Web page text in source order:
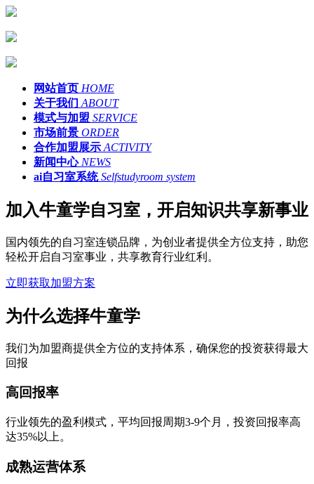
网站首页 HOME
关于我们 ABOUT
模式与加盟 SERVICE
市场前景 ORDER
合作加盟展示 ACTIVITY
新闻中心 NEWS
ai自习室系统 Selfstudyroom system
加入牛童学自习室，开启知识共享新事业
国内领先的自习室连锁品牌，为创业者提供全方位支持，助您
轻松开启自习室事业，共享教育行业红利。
立即获取加盟方案
为什么选择牛童学
我们为加盟商提供全方位的支持体系，确保您的投资获得最大
回报
高回报率
行业领先的盈利模式，平均回报周期3-9个月，投资回报率高
达35%以上。
成熟运营体系